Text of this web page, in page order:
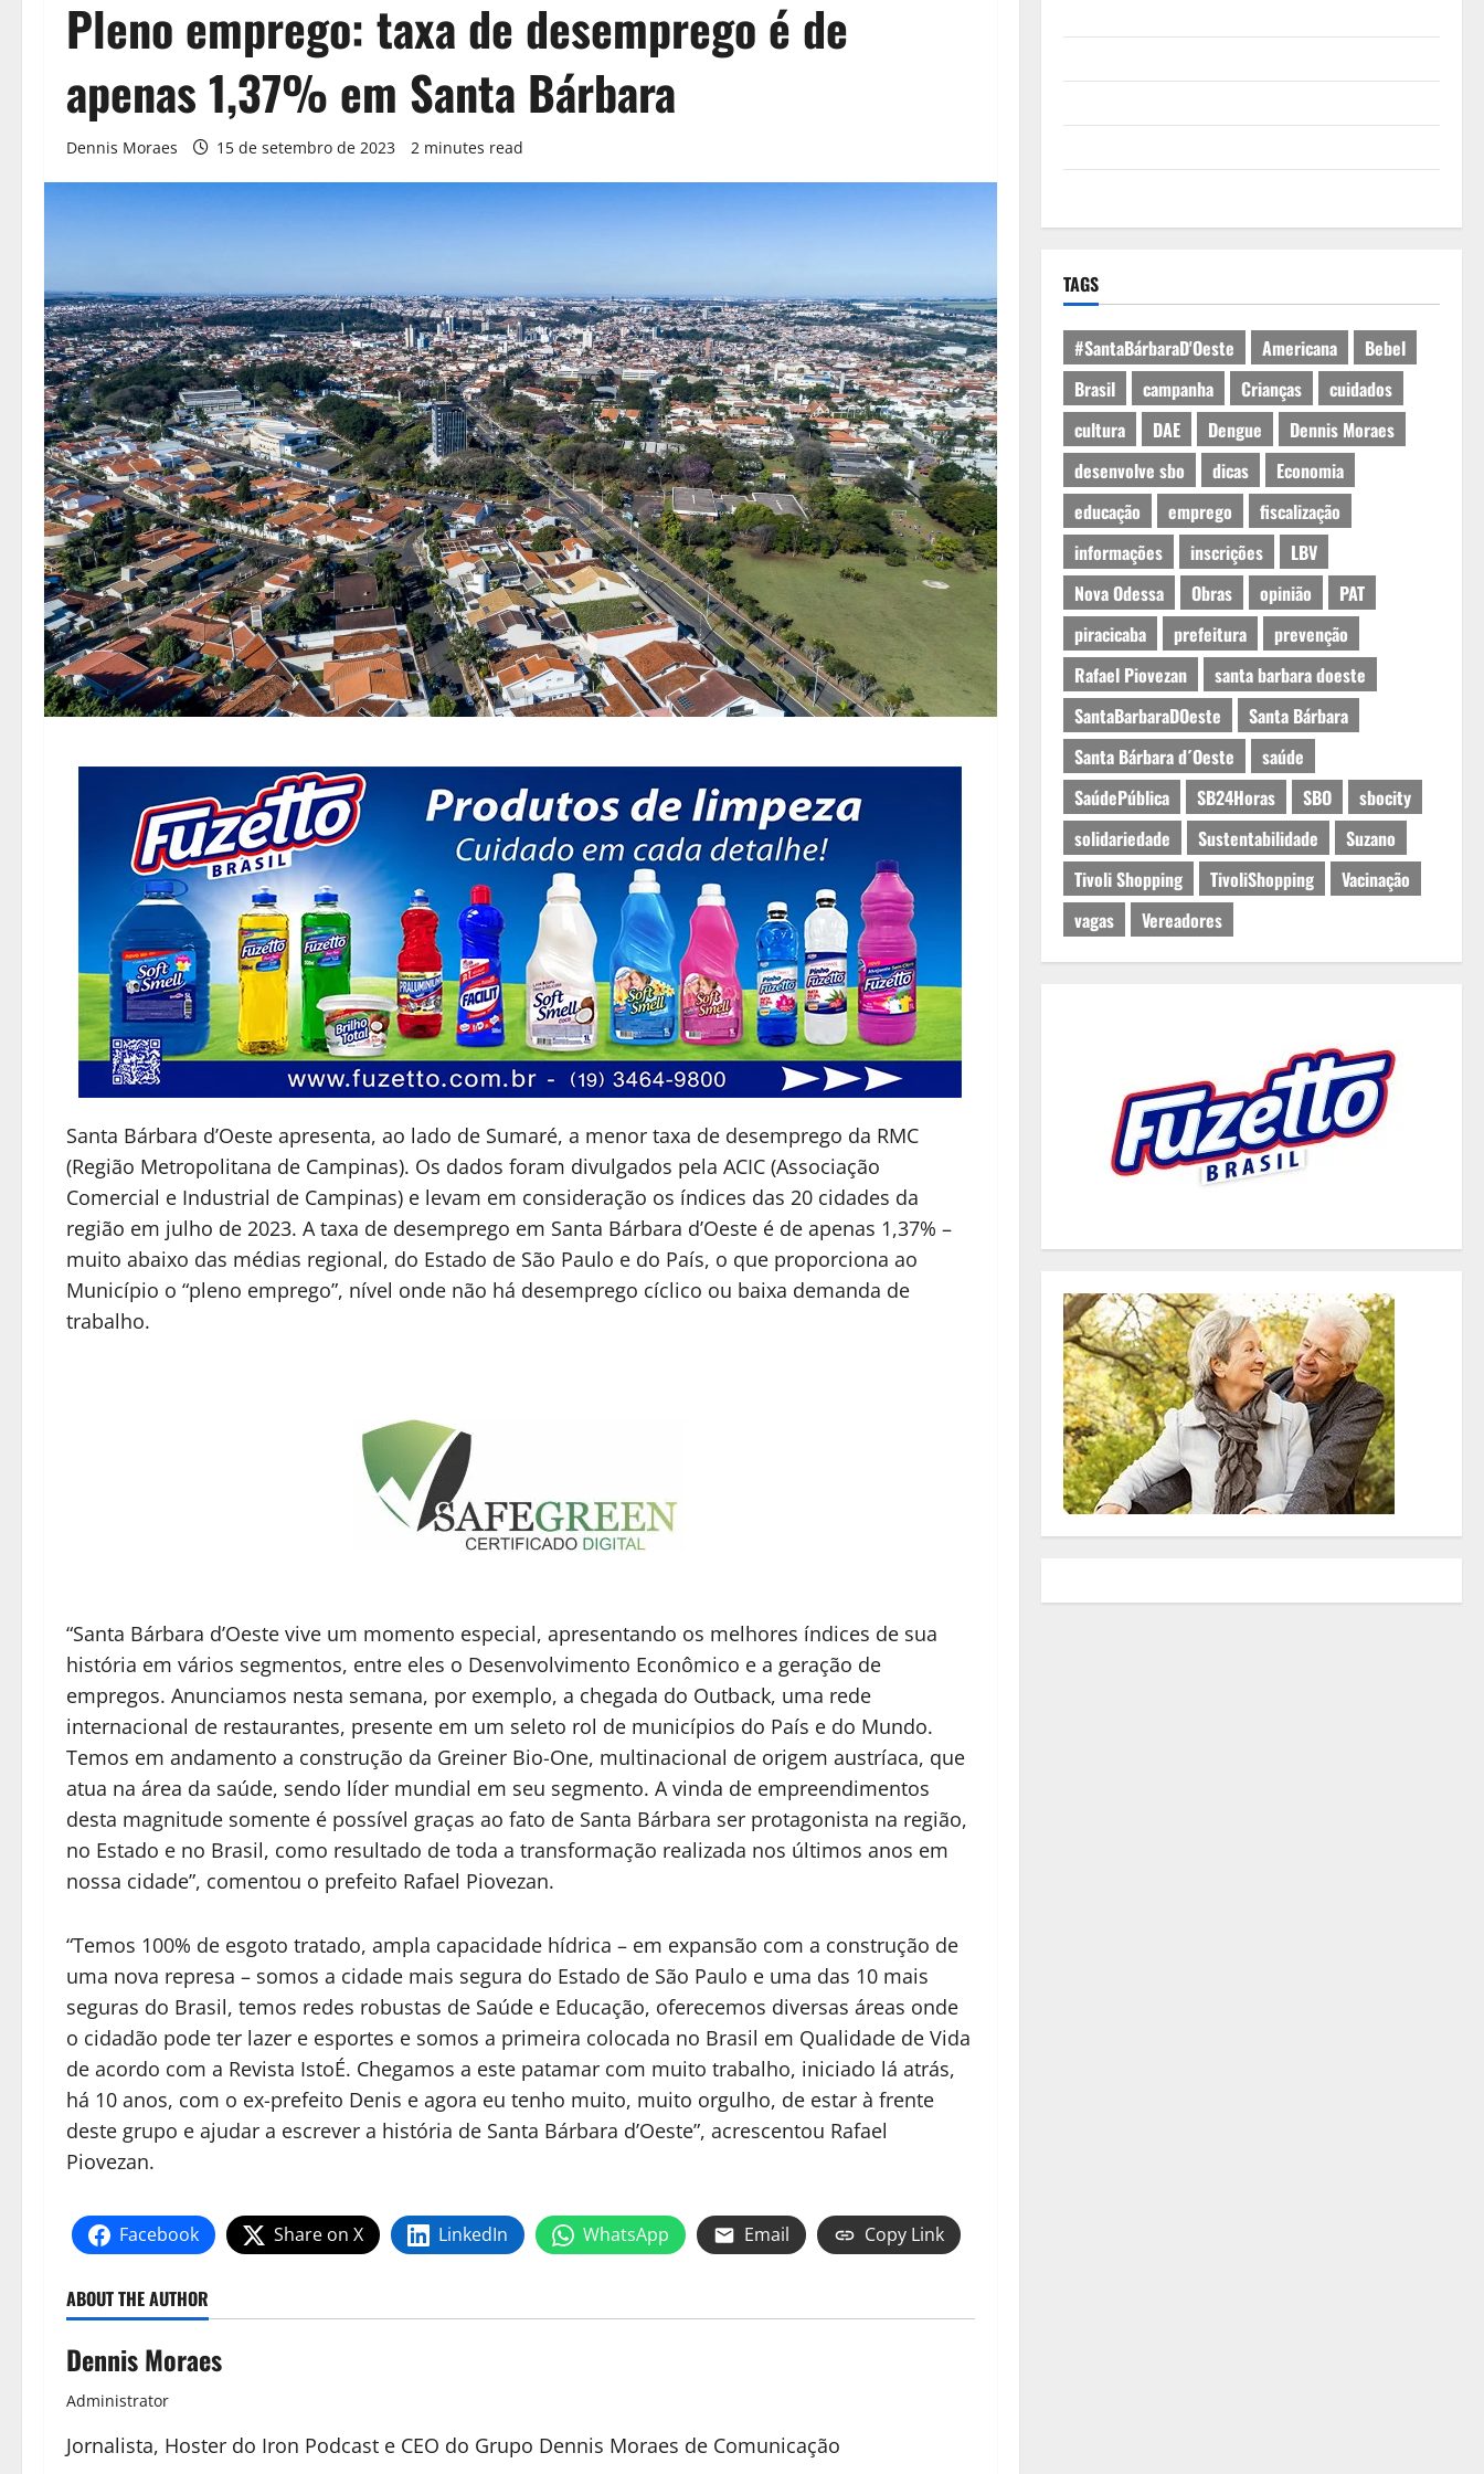
Pleno emprego: taxa de desemprego é de
apenas 1,37% em Santa Bárbara
Dennis Moraes 15 de setembro de 2023 2 minutes read
Santa Bárbara d’Oeste apresenta, ao lado de Sumaré, a menor taxa de desemprego da RMC
(Região Metropolitana de Campinas). Os dados foram divulgados pela ACIC (Associação
Comercial e Industrial de Campinas) e levam em consideração os índices das 20 cidades da
região em julho de 2023. A taxa de desemprego em Santa Bárbara d’Oeste é de apenas 1,37% –
muito abaixo das médias regional, do Estado de São Paulo e do País, o que proporciona ao
Município o “pleno emprego”, nível onde não há desemprego cíclico ou baixa demanda de
trabalho.
“Santa Bárbara d’Oeste vive um momento especial, apresentando os melhores índices de sua
história em vários segmentos, entre eles o Desenvolvimento Econômico e a geração de
empregos. Anunciamos nesta semana, por exemplo, a chegada do Outback, uma rede
internacional de restaurantes, presente em um seleto rol de municípios do País e do Mundo.
Temos em andamento a construção da Greiner Bio-One, multinacional de origem austríaca, que
atua na área da saúde, sendo líder mundial em seu segmento. A vinda de empreendimentos
desta magnitude somente é possível graças ao fato de Santa Bárbara ser protagonista na região,
no Estado e no Brasil, como resultado de toda a transformação realizada nos últimos anos em
nossa cidade”, comentou o prefeito Rafael Piovezan.
“Temos 100% de esgoto tratado, ampla capacidade hídrica – em expansão com a construção de
uma nova represa – somos a cidade mais segura do Estado de São Paulo e uma das 10 mais
seguras do Brasil, temos redes robustas de Saúde e Educação, oferecemos diversas áreas onde
o cidadão pode ter lazer e esportes e somos a primeira colocada no Brasil em Qualidade de Vida
de acordo com a Revista IstoÉ. Chegamos a este patamar com muito trabalho, iniciado lá atrás,
há 10 anos, com o ex-prefeito Denis e agora eu tenho muito, muito orgulho, de estar à frente
deste grupo e ajudar a escrever a história de Santa Bárbara d’Oeste”, acrescentou Rafael
Piovezan.
Facebook Share on X LinkedIn WhatsApp Email Copy Link
ABOUT THE AUTHOR
Dennis Moraes
Administrator
Jornalista, Hoster do Iron Podcast e CEO do Grupo Dennis Moraes de Comunicação
TAGS
#SantaBárbaraD'Oeste Americana
Bebel
Brasil
campanha Crianças
cuidados
cultura
DAE Dengue
Dennis Moraes
desenvolve sbo
dicas
Economia
educação
emprego
fiscalização
informações
inscrições
LBV
Nova Odessa
Obras opinião
PAT
piracicaba
prefeitura
prevenção
Rafael Piovezan
santa barbara doeste
SantaBarbaraDOeste
Santa Bárbara
Santa Bárbara d´Oeste
saúde
SaúdePública
SB24Horas SBO
sbocity
solidariedade
Sustentabilidade
Suzano
Tivoli Shopping
TivoliShopping
Vacinação
vagas
Vereadores